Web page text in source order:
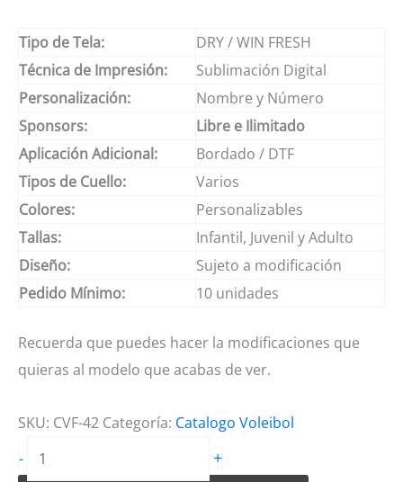
Tipo de Tela:
DRY / WIN FRESH
Técnica de Impresión:
Sublimación Digital
Personalización:
Nombre y Número
Sponsors:
Libre e Ilimitado
Aplicación Adicional:
Bordado / DTF
Tipos de Cuello:
Varios
Colores:
Personalizables
Tallas:
Infantil, Juvenil y Adulto
Diseño:
Sujeto a modificación
Pedido Mínimo:
10 unidades
Recuerda que puedes hacer la modificaciones que
quieras al modelo que acabas de ver.
SKU: CVF-42 Categoría: Catalogo Voleibol
-
Camiseta
de
+